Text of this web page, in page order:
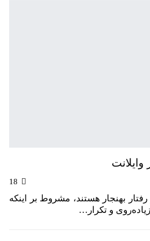
بهنجار هستند، مشروط بر اینکه
و تکرار…